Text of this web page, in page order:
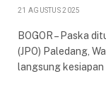
21 AGUSTUS 2025
BOGOR – Paska
(JPO) Paledang,
langsung